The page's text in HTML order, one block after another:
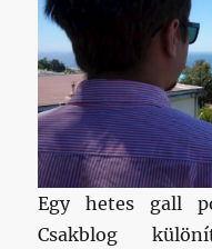
Egy hetes gall
Csakblog